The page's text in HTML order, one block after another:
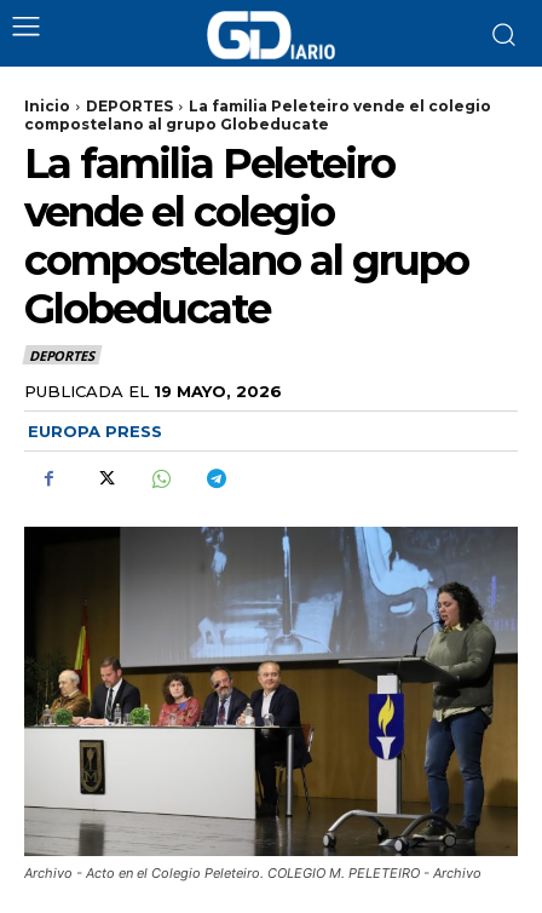
Inicio DEPORTES
La familia Peleteiro vende el colegio
compostelano al grupo Globeducate
La familia Peleteiro
vende el colegio
compostelano al grupo
Globeducate
DEPORTES
PUBLICADA EL 19 MAYO, 2026
EUROPA PRESS
Archivo - Acto en el Colegio Peleteiro. COLEGIO M. PELETEIRO - Archivo